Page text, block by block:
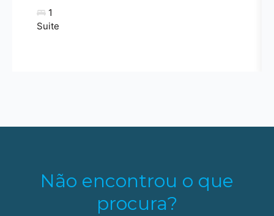
1
Suite
Não encontrou o que
procura?